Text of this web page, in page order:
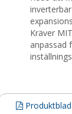
Kräver
anpassad